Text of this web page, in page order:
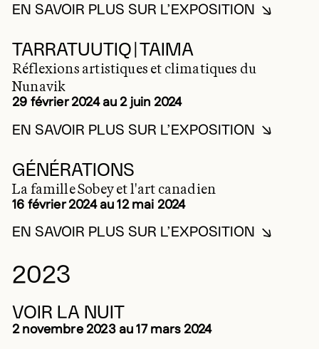
EN SAVOIR PLUS SUR L’EXPOSITION
EN SAVOIR PLUS SUR
2024
TARRATUUTIQ | TAIMA
Réflexions artistiques et climatiques du
Nunavik
29 février 2024 au 2 juin 2024
EN SAVOIR PLUS SUR L’EXPOSITION
EN SAVOIR PLUS SUR
2024
GÉNÉRATIONS
La famille Sobey et l'art canadien
16 février 2024 au 12 mai 2024
EN SAVOIR PLUS SUR L’EXPOSITION
EN SAVOIR PLUS SUR
2023
VOIR LA NUIT
2 novembre 2023 au 17 mars 2024